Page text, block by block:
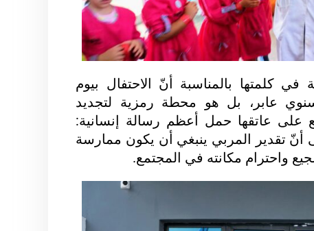
كلمتها بالمناسبة أنّ الاحتفال بيوم
عابر، بل هو محطة رمزية لتجديد
على عاتقها حمل أعظم رسالة إنسانية:
أنّ تقدير المربي ينبغي أن يكون ممارسة
واحترام مكانته في المجتمع.